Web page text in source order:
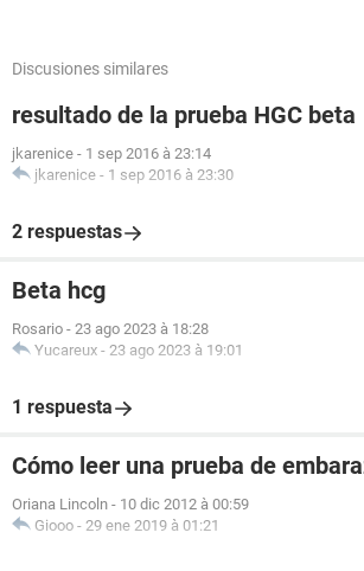
Discusiones similares
resultado de la prueba HGC beta
jkarenice - 1 sep 2016 à 23:14
jkarenice - 1 sep 2016 à 23:30
2 respuestas
Beta hcg
Rosario - 23 ago 2023 à 18:28
Yucareux - 23 ago 2023 à 19:01
1 respuesta
Cómo leer una prueba de
Oriana Lincoln - 10 dic 2012 à 00:59
Giooo - 29 ene 2019 à 01:21